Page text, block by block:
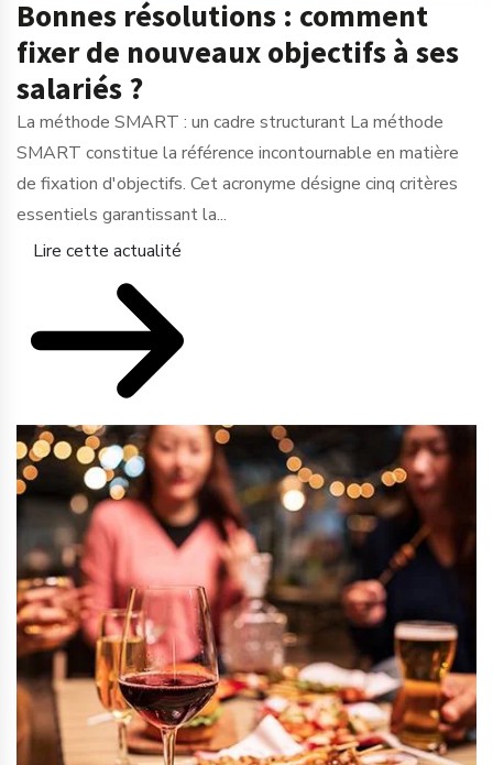
Bonnes résolutions : comment
fixer de nouveaux objectifs à ses
salariés ?
La méthode SMART : un cadre structurant La méthode
SMART constitue la référence incontournable en matière
de fixation d'objectifs. Cet acronyme désigne cinq critères
essentiels garantissant la...
Lire cette actualité